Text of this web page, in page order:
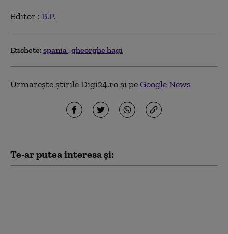
Editor : B.P.
Etichete: spania gheorghe hagi
Urmărește știrile Digi24.ro și peGoogle News
Te-ar putea interesa și: